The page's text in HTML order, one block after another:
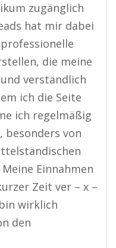
zugänglich
hat mir dabei
die meine
verständlich
ich die Seite
ich regelmäßig
besonders von
Einnahmen
Zeit ver – x –
wirklich
den